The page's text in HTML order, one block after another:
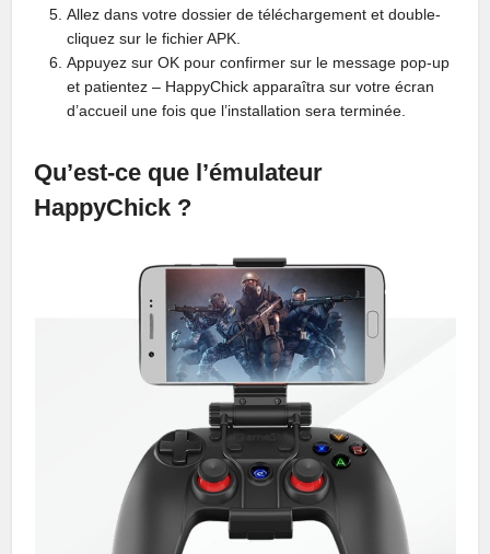
Allez dans votre dossier de téléchargement et double-
cliquez sur le fichier APK.
Appuyez sur OK pour confirmer sur le message pop-up
et patientez – HappyChick apparaîtra sur votre écran
d’accueil une fois que l’installation sera terminée.
Qu’est-ce que l’émulateur
HappyChick ?